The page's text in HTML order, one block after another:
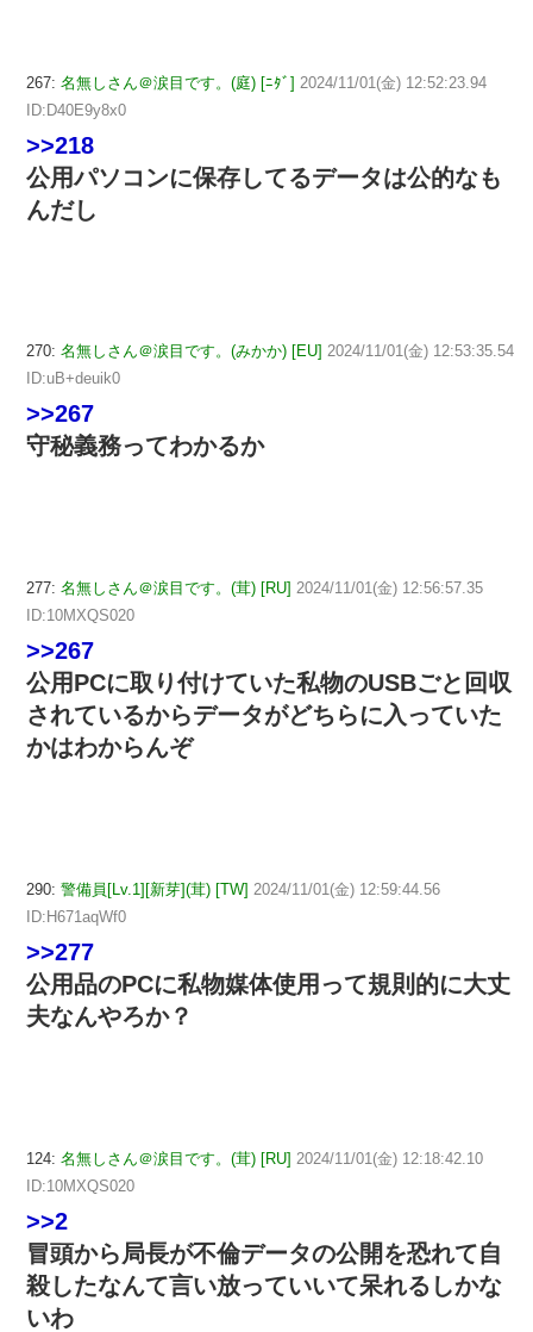
267: 名無しさん＠涙目です。(庭) [ﾆﾀﾞ] 2024/11/01(金) 12:52:23.94
ID:D40E9y8x0
>>218
公用パソコンに保存してるデータは公的なも
んだし
270: 名無しさん＠涙目です。(みかか) [EU] 2024/11/01(金) 12:53:35.54
ID:uB+deuik0
>>267
守秘義務ってわかるか
277: 名無しさん＠涙目です。(茸) [RU] 2024/11/01(金) 12:56:57.35
ID:10MXQS020
>>267
公用PCに取り付けていた私物のUSBごと回収
されているからデータがどちらに入っていた
かはわからんぞ
290: 警備員[Lv.1][新芽](茸) [TW] 2024/11/01(金) 12:59:44.56
ID:H671aqWf0
>>277
公用品のPCに私物媒体使用って規則的に大丈
夫なんやろか？
124: 名無しさん＠涙目です。(茸) [RU] 2024/11/01(金) 12:18:42.10
ID:10MXQS020
>>2
冒頭から局長が不倫データの公開を恐れて自
殺したなんて言い放っていいて呆れるしかな
いわ